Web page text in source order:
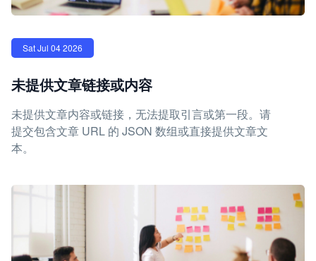
Sat Jul 04 2026
未提供文章链接或内容
未提供文章内容或链接，无法提取引言或第一段。请
提交包含文章 URL 的 JSON 数组或直接提供文章文
本。